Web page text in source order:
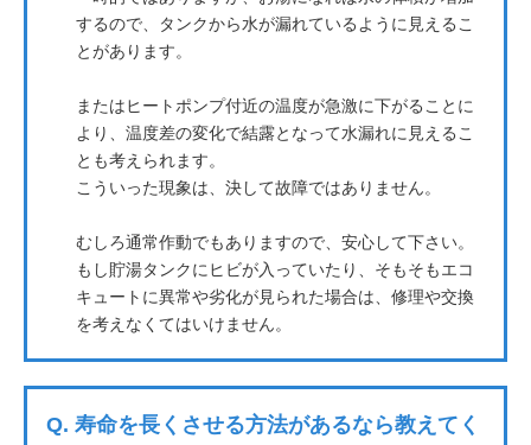
するので、タンクから水が漏れているように見えるこ
とがあります。
またはヒートポンプ付近の温度が急激に下がることに
より、温度差の変化で結露となって水漏れに見えるこ
とも考えられます。
こういった現象は、決して故障ではありません。
むしろ通常作動でもありますので、安心して下さい。
もし貯湯タンクにヒビが入っていたり、そもそもエコ
キュートに異常や劣化が見られた場合は、修理や交換
を考えなくてはいけません。
Q. 寿命を長くさせる方法があるなら教えてく